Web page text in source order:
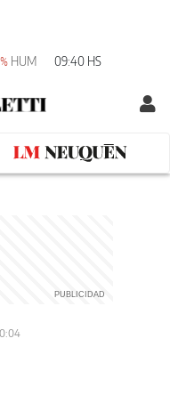
HUM 09:40 HS